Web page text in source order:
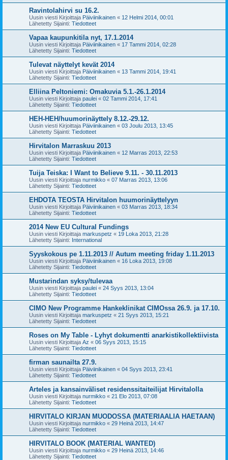
Ravintolahirvi su 16.2.
Uusin viesti Kirjoittaja Päiviinikainen « 12 Helmi 2014, 00:01
Lähetetty Sijainti: Tiedotteet
Vapaa kaupunkitila nyt, 17.1.2014
Uusin viesti Kirjoittaja Päiviinikainen « 17 Tammi 2014, 02:28
Lähetetty Sijainti: Tiedotteet
Tulevat näyttelyt kevät 2014
Uusin viesti Kirjoittaja Päiviinikainen « 13 Tammi 2014, 19:41
Lähetetty Sijainti: Tiedotteet
Elliina Peltoniemi: Omakuvia 5.1.-26.1.2014
Uusin viesti Kirjoittaja paulei « 02 Tammi 2014, 17:41
Lähetetty Sijainti: Tiedotteet
HEH-HEH/huumorinäyttely 8.12.-29.12.
Uusin viesti Kirjoittaja Päiviinikainen « 03 Joulu 2013, 13:45
Lähetetty Sijainti: Tiedotteet
Hirvitalon Marraskuu 2013
Uusin viesti Kirjoittaja Päiviinikainen « 12 Marras 2013, 22:53
Lähetetty Sijainti: Tiedotteet
Tuija Teiska: I Want to Believe 9.11. - 30.11.2013
Uusin viesti Kirjoittaja nurmikko « 07 Marras 2013, 13:06
Lähetetty Sijainti: Tiedotteet
EHDOTA TEOSTA Hirvitalon huumorinäyttelyyn
Uusin viesti Kirjoittaja Päiviinikainen « 03 Marras 2013, 18:34
Lähetetty Sijainti: Tiedotteet
2014 New EU Cultural Fundings
Uusin viesti Kirjoittaja markuspetz « 19 Loka 2013, 21:28
Lähetetty Sijainti: International
Syyskokous pe 1.11.2013 // Autum meeting friday 1.11.2013
Uusin viesti Kirjoittaja Päiviinikainen « 16 Loka 2013, 19:08
Lähetetty Sijainti: Tiedotteet
Mustarindan syksy/tulevaa
Uusin viesti Kirjoittaja paulei « 24 Syys 2013, 13:04
Lähetetty Sijainti: Tiedotteet
CIMO New Programme Hankeklinikat CIMOssa 26.9. ja 17.10.
Uusin viesti Kirjoittaja markuspetz « 21 Syys 2013, 15:21
Lähetetty Sijainti: Tiedotteet
Roses on My Table - Lyhyt dokumentti anarkistikollektiivista
Uusin viesti Kirjoittaja Az « 06 Syys 2013, 15:15
Lähetetty Sijainti: Tiedotteet
firman saunailta 27.9.
Uusin viesti Kirjoittaja Päiviinikainen « 04 Syys 2013, 23:41
Lähetetty Sijainti: Tiedotteet
Arteles ja kansainväliset residenssitaiteilijat Hirvitalolla
Uusin viesti Kirjoittaja nurmikko « 21 Elo 2013, 07:08
Lähetetty Sijainti: Tiedotteet
HIRVITALO KIRJAN MUODOSSA (MATERIAALIA HAETAAN)
Uusin viesti Kirjoittaja nurmikko « 29 Heinä 2013, 14:47
Lähetetty Sijainti: Tiedotteet
HIRVITALO BOOK (MATERIAL WANTED)
Uusin viesti Kirjoittaja nurmikko « 29 Heinä 2013, 14:46
Lähetetty Sijainti: Tiedotteet